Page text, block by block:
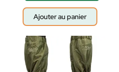
Ajouter au panier